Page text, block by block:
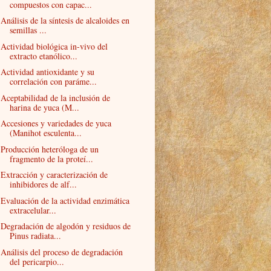
compuestos con capac...
Análisis de la síntesis de alcaloides en
semillas ...
Actividad biológica in-vivo del
extracto etanólico...
Actividad antioxidante y su
correlación con paráme...
Aceptabilidad de la inclusión de
harina de yuca (M...
Accesiones y variedades de yuca
(Manihot esculenta...
Producción heteróloga de un
fragmento de la proteí...
Extracción y caracterización de
inhibidores de alf...
Evaluación de la actividad enzimática
extracelular...
Degradación de algodón y residuos de
Pinus radiata...
Análisis del proceso de degradación
del pericarpio...